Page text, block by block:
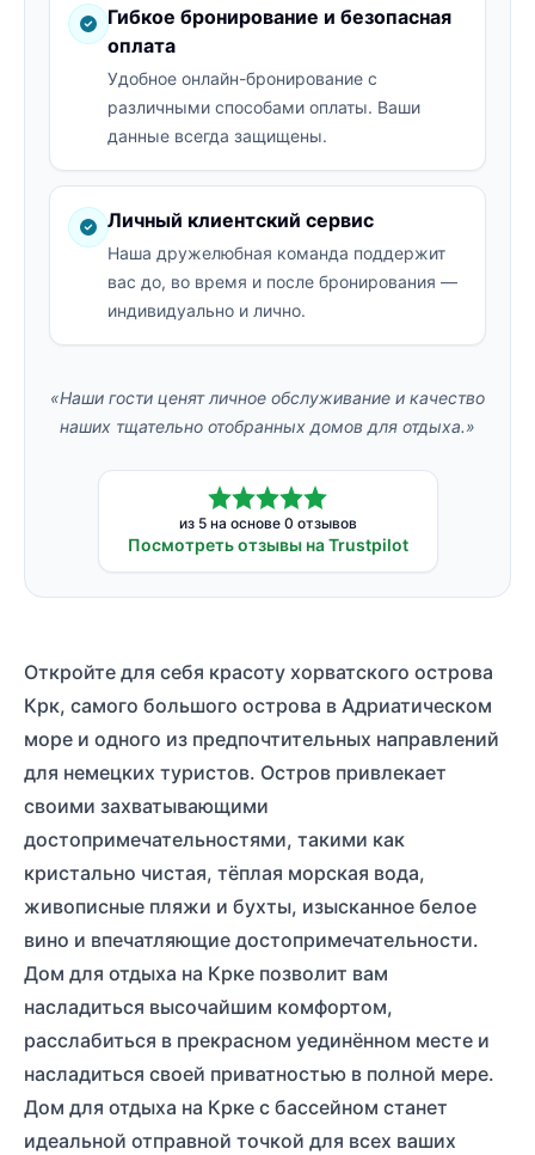
Гибкое бронирование и безопасная
оплата
Удобное онлайн-бронирование с
различными способами оплаты. Ваши
данные всегда защищены.
Личный клиентский сервис
Наша дружелюбная команда поддержит
вас до, во время и после бронирования —
индивидуально и лично.
«Наши гости ценят личное обслуживание и качество
наших тщательно отобранных домов для отдыха.»
из 5 на основе 0 отзывов
Посмотреть отзывы на Trustpilot
Откройте для себя красоту хорватского острова
Крк, самого большого острова в Адриатическом
море и одного из предпочтительных направлений
для немецких туристов. Остров привлекает
своими захватывающими
достопримечательностями, такими как
кристально чистая, тёплая морская вода,
живописные пляжи и бухты, изысканное белое
вино и впечатляющие достопримечательности.
Дом для отдыха на Крке позволит вам
насладиться высочайшим комфортом,
расслабиться в прекрасном уединённом месте и
насладиться своей приватностью в полной мере.
Дом для отдыха на Крке с бассейном станет
идеальной отправной точкой для всех ваших